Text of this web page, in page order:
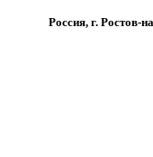
Россия, г. Ростов-